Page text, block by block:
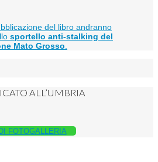
del libro andranno
sportello anti-stalking del
Mato Grosso
ALL’UMBRIA
FOTOGALLERIA